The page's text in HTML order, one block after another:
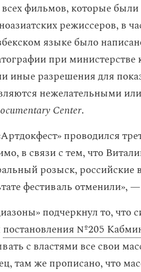
фильмов, которые
режиссеров, в
языке было
при
иные разрешения для
нежелательными
Center.
проводился
в связи с тем, что
розыск, российские
фестиваль отменили»,
подчеркнул то,
постановления №205
с властями все свои
там же прописано, что